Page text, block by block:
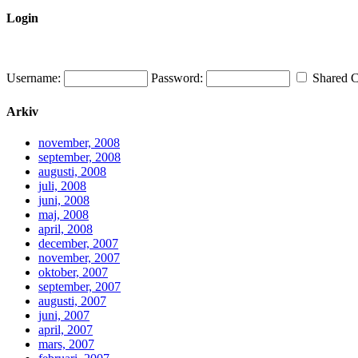
Login
Username: Password: Shared
Arkiv
november, 2008
september, 2008
augusti, 2008
juli, 2008
juni, 2008
maj, 2008
april, 2008
december, 2007
november, 2007
oktober, 2007
september, 2007
augusti, 2007
juni, 2007
april, 2007
mars, 2007